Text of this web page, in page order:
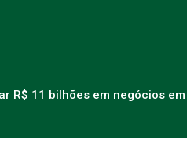
R$ 11 bilhões em negócios em